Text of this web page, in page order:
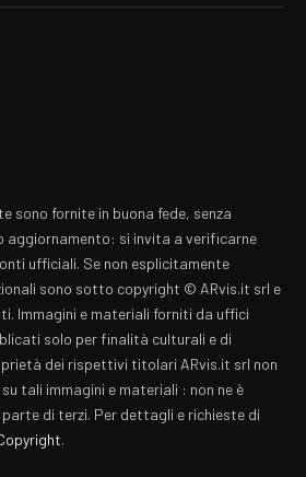
sono fornite in buona fede, senza
aggiornamento: si invita a verificarne
ufficiali. Se non esplicitamente
sono sotto copyright © ARvis.it srl e
Immagini e materiali forniti da uffici
solo per finalità culturali e di
dei rispettivi titolari ARvis.it srl non
tali immagini e materiali : non ne è
di terzi. Per dettagli e richieste di
.